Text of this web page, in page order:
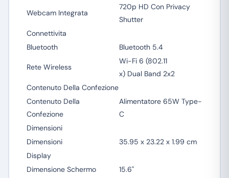
Webcam Integrata
720p HD Con Privacy
Shutter
Connettivita
Bluetooth
Bluetooth 5.4
Rete Wireless
Wi-Fi 6 (802.11
x) Dual Band 2x2
Contenuto Della Confezione
Contenuto Della
Confezione
Alimentatore 65W Type-
C
Dimensioni
Dimensioni
35.95 x 23.22 x 1.99 cm
Display
Dimensione Schermo
15.6"